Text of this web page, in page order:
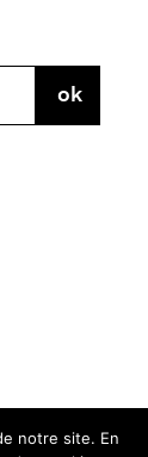
notre site. En